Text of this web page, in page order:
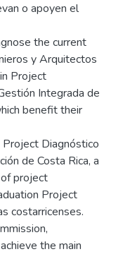
o apoyen el
the current
y Arquitectos
Project
Integrada de
benefit their
Diagnóstico
de Costa Rica, a
project
Project
costarricenses.
the main